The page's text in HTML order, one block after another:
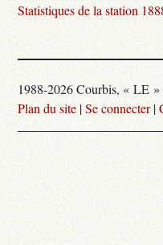
Statistiques de la station
1988-2026 Courbis, « LE
Plan du site |Se connecter|